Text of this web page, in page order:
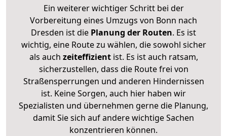
Ein weiterer wichtiger Schritt bei der
Vorbereitung eines Umzugs von Bonn nach
Dresden ist die Planung der Routen. Es ist
wichtig, eine Route zu wählen, die sowohl sicher
als auch zeiteffizientist. Es ist auch ratsam,
sicherzustellen, dass die Route frei von
Straßensperrungen und anderen Hindernissen
ist. Keine Sorgen, auch hier haben wir
Spezialisten und übernehmen gerne die Planung,
damit Sie sich auf andere wichtige Sachen
konzentrieren können.